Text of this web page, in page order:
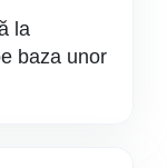
la
baza unor